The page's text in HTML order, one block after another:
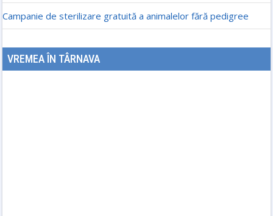
Campanie de sterilizare gratuită a animalelor fără pedigree
VREMEA ÎN TÂRNAVA